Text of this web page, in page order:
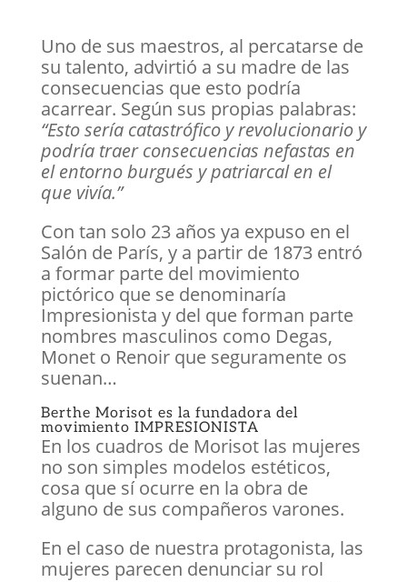
Uno de sus maestros, al percatarse de
su talento, advirtió a su madre de las
consecuencias que esto podría
acarrear. Según sus propias palabras:
“Esto sería catastrófico y revolucionario y
podría traer consecuencias nefastas en
el entorno burgués y patriarcal en el
que vivía.”
Con tan solo 23 años ya expuso en el
Salón de París, y a partir de 1873 entró
a formar parte del movimiento
pictórico que se denominaría
Impresionista y del que forman parte
nombres masculinos como Degas,
Monet o Renoir que seguramente os
suenan…
Berthe Morisot es la fundadora del
movimiento IMPRESIONISTA
En los cuadros de Morisot las mujeres
no son simples modelos estéticos,
cosa que sí ocurre en la obra de
alguno de sus compañeros varones.
En el caso de nuestra protagonista, las
mujeres parecen denunciar su rol